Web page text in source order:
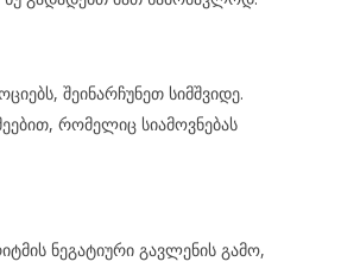
შეინარჩუნეთ სიმშვიდე.
რომელიც სიამოვნებას
ნეგატიური გავლენის გამო,